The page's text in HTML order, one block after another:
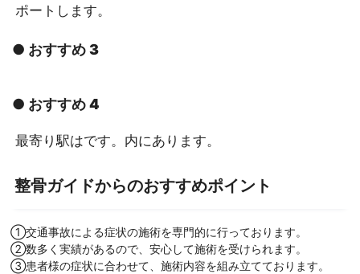
ポートします。
● おすすめ 3
● おすすめ 4
最寄り駅はです。内にあります。
整骨ガイドからのおすすめポイント
①交通事故による症状の施術を専門的に行っております。
②数多く実績があるので、安心して施術を受けられます。
③患者様の症状に合わせて、施術内容を組み立てております。